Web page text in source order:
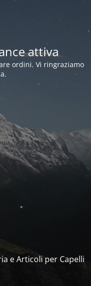
attiva
ordini. Vi ringraziamo
e Articoli per Capelli